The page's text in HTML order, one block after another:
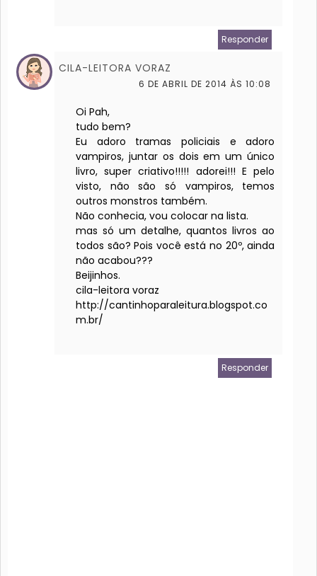
Responder
CILA-LEITORA VORAZ
6 DE ABRIL DE 2014 ÀS 10:08
Oi Pah,
tudo bem?
Eu adoro tramas policiais e adoro
vampiros, juntar os dois em um único
livro, super criativo!!!!! adorei!!! E pelo
visto, não são só vampiros, temos
outros monstros também.
Não conhecia, vou colocar na lista.
mas só um detalhe, quantos livros ao
todos são? Pois você está no 20º, ainda
não acabou???
Beijinhos.
cila-leitora voraz
http://cantinhoparaleitura.blogspot.co
m.br/
Responder